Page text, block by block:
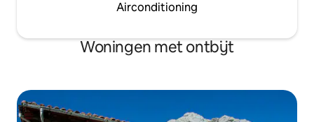
Airconditioning
Woningen met ontbijt